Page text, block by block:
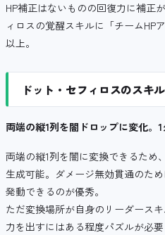
HP補正はないものの回復力に補正
ィロスの覚醒スキルに「チームHP
以上。
ドット・セフィロスのスキル
両端の縦1列を闇ドロップに変化。
両端の縦1列を闇に変換できるため
生成可能。ダメージ無効貫通のた
発動できるのが優秀。
ただ変換場所が自身のリーダース
力を出すにはある程度パズルが必要